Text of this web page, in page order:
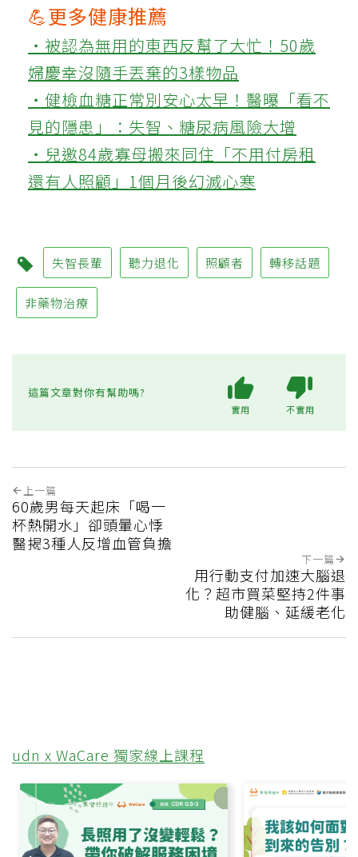
💪更多健康推薦
‧被認為無用的東西反幫了大忙！50歲
婦慶幸沒隨手丟棄的3樣物品
‧健檢血糖正常別安心太早！醫曝「看不
見的隱患」：失智、糖尿病風險大增
‧兒邀84歲寡母搬來同住「不用付房租
還有人照顧」1個月後幻滅心寒
失智長輩 聽力退化 照顧者 轉移話題
非藥物治療
這篇文章對你有幫助嗎?
實用 不實用
上一篇
60歲男每天起床「喝一
杯熱開水」卻頭暈心悸
醫揭3種人反增血管負擔
下一篇
用行動支付加速大腦退
化？超市買菜堅持2件事
助健腦、延緩老化
udn x WaCare 獨家線上課程